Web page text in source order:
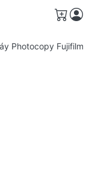
Giỏ
Photocopy Fujifilm